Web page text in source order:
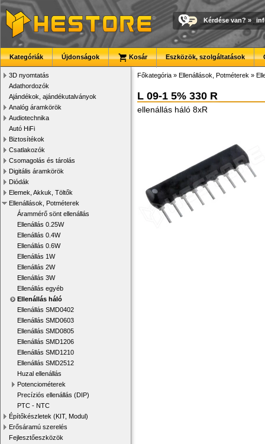
Kérdése van? »
Kategóriák Újdonságok Kosár Eszközök, szolgáltatások
3D nyomtatás
Adathordozók
Ajándékok, ajándékutalványok
Analóg áramkörök
Audiotechnika
Autó HiFi
Biztosítékok
Csatlakozók
Csomagolás és tárolás
Digitális áramkörök
Diódák
Elemek, Akkuk, Töltők
Ellenállások, Potméterek
Árammérő sönt ellenállás
Ellenállás 0.25W
Ellenállás 0.4W
Ellenállás 0.6W
Ellenállás 1W
Ellenállás 2W
Ellenállás 3W
Ellenállás egyéb
Ellenállás háló
Ellenállás SMD0402
Ellenállás SMD0603
Ellenállás SMD0805
Ellenállás SMD1206
Ellenállás SMD1210
Ellenállás SMD2512
Huzal ellenállás
Potenciométerek
Precíziós ellenállás (DIP)
PTC - NTC
Építőkészletek (KIT, Modul)
Erősáramú szerelés
Fejlesztőeszközök
Főkategória » Ellenállások, Potméterek »
L 09-1 5% 330 R
ellenállás háló 8xR